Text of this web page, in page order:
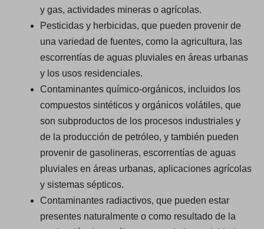
y gas, actividades mineras o agrícolas.
Pesticidas y herbicidas, que pueden provenir de
una variedad de fuentes, como la agricultura, las
escorrentías de aguas pluviales en áreas urbanas
y los usos residenciales.
Contaminantes químico-orgánicos, incluidos los
compuestos sintéticos y orgánicos volátiles, que
son subproductos de los procesos industriales y
de la producción de petróleo, y también pueden
provenir de gasolineras, escorrentías de aguas
pluviales en áreas urbanas, aplicaciones agrícolas
y sistemas sépticos.
Contaminantes radiactivos, que pueden estar
presentes naturalmente o como resultado de la